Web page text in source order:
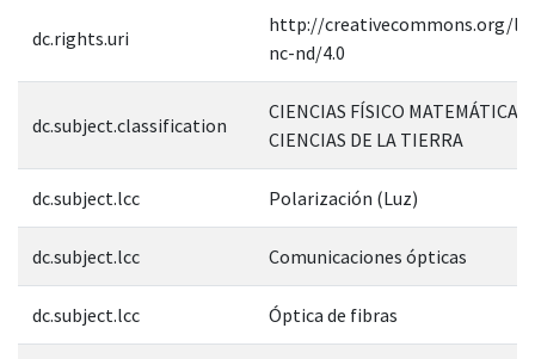
dc.rights.uri
http://creativecommons.org/
nc-nd/4.0
dc.subject.classification
CIENCIAS FÍSICO MATEMÁTICAS
CIENCIAS DE LA TIERRA
dc.subject.lcc Polarización (Luz)
dc.subject.lcc Comunicaciones ópticas
dc.subject.lcc Óptica de fibras